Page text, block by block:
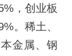
，创业板
。稀土、
金属、钢